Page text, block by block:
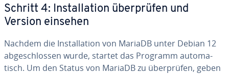
Schritt 4: In­stal­la­ti­on über­prü­fen und
Version einsehen
Nachdem die In­stal­la­ti­on von MariaDB unter Debian 12
ab­ge­schlos­sen wurde, startet das Programm au­to­ma­
tisch. Um den Status von MariaDB zu über­prü­fen, geben